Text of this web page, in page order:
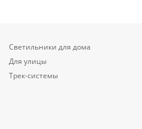
Светильники для дома
Для улицы
Трек-системы